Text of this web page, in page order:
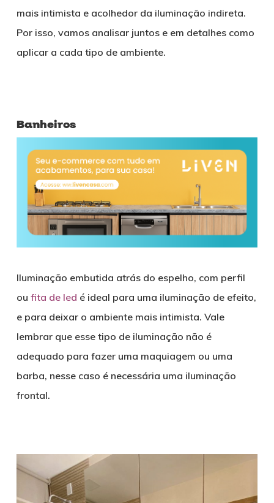
mais intimista e acolhedor da iluminação indireta.
Por isso, vamos analisar juntos e em detalhes como
aplicar a cada tipo de ambiente.
Banheiros
Iluminação embutida atrás do espelho, com perfil
ou fita de led é ideal para uma iluminação de efeito,
e para deixar o ambiente mais intimista. Vale
lembrar que esse tipo de iluminação não é
adequado para fazer uma maquiagem ou uma
barba, nesse caso é necessária uma iluminação
frontal.